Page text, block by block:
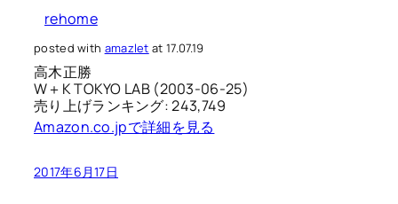
rehome
posted with amazlet at 17.07.19
高木正勝
W＋K TOKYO LAB (2003-06-25)
売り上げランキング: 243,749
Amazon.co.jpで詳細を見る
2017年6月17日